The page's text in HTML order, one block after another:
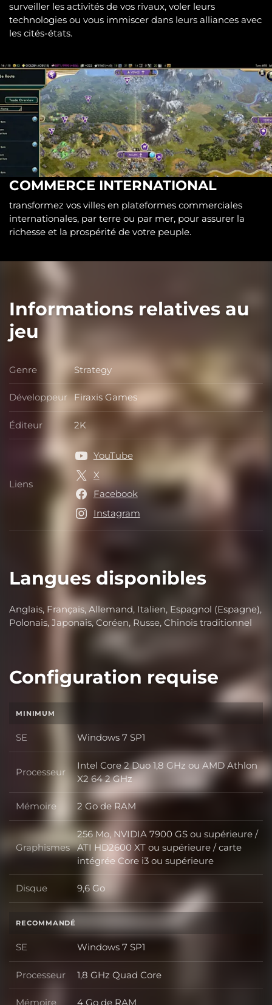
surveiller les activités de vos rivaux, voler leurs
technologies ou vous immiscer dans leurs alliances avec
les cités-états.
COMMERCE INTERNATIONAL
transformez vos villes en plateformes commerciales
internationales, par terre ou par mer, pour assurer la
richesse et la prospérité de votre peuple.
Informations relatives au
jeu
Genre Genre
Strategy
Développeur Développeur
Firaxis Games
Éditeur Éditeur
2K
Liens Liens
YouTube
X
Facebook
Instagram
Langues disponibles
Anglais, Français, Allemand, Italien, Espagnol (Espagne),
Polonais, Japonais, Coréen, Russe, Chinois traditionnel
Configuration requise
MINIMUM
SE SE
Windows 7 SP1
Processeur Processeur
Intel Core 2 Duo 1,8 GHz ou AMD Athlon
X2 64 2 GHz
Mémoire Mémoire
2 Go de RAM
Graphismes Graphismes
256 Mo, NVIDIA 7900 GS ou supérieure /
ATI HD2600 XT ou supérieure / carte
intégrée Core i3 ou supérieure
Disque Disque
9,6 Go
RECOMMANDÉ
SE SE
Windows 7 SP1
Processeur Processeur
1,8 GHz Quad Core
Mémoire 4 Go de RAM